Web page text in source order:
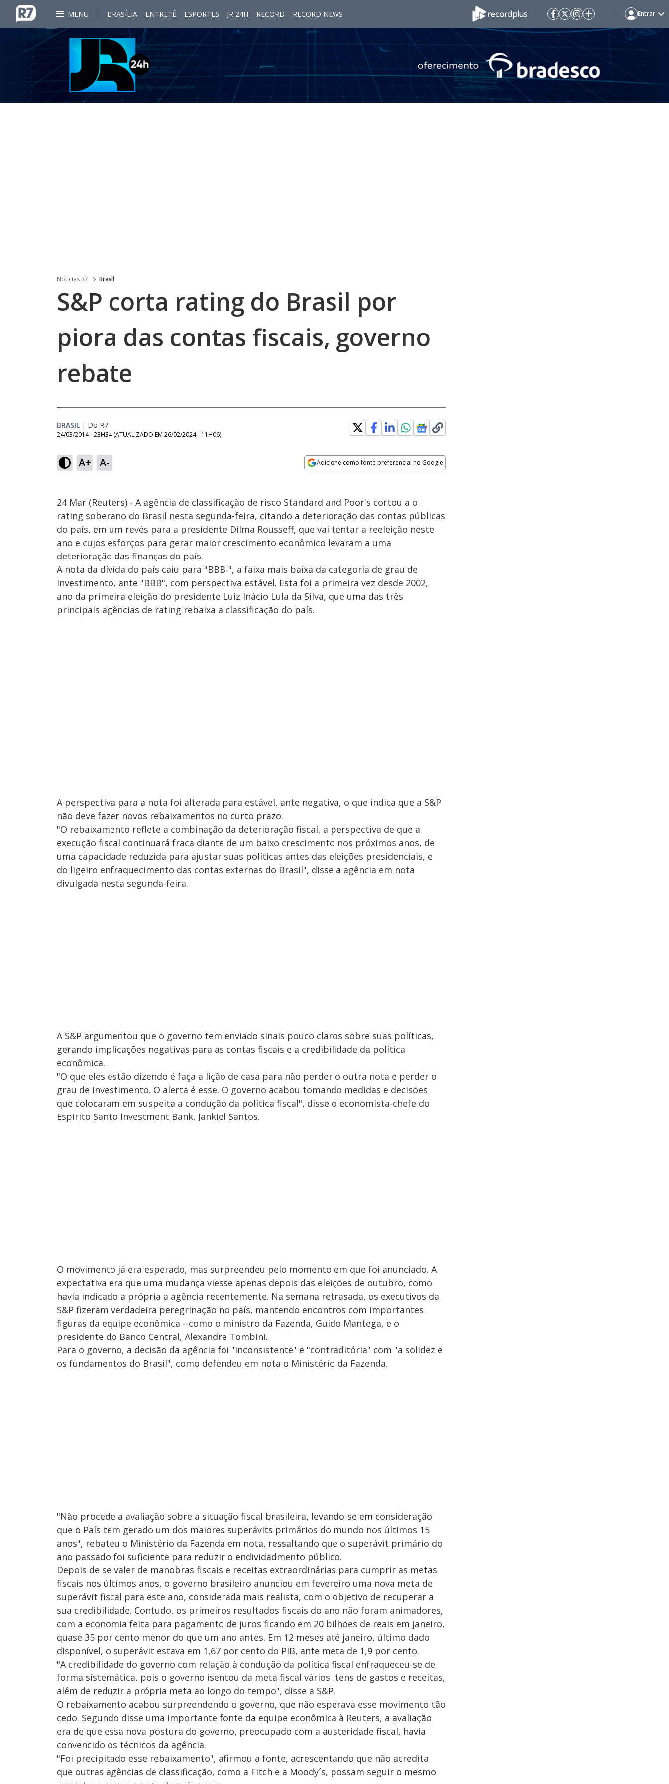
MENU BRASÍLIA ENTRETÊ ESPORTES JR 24H RECORD RECORD NEWS Entrar
Noticias R7 Brasil
S&P corta rating do Brasil por
piora das contas fiscais, governo
rebate
BRASIL | Do R7
24/03/2014 - 23H34 (ATUALIZADO EM 26/02/2024 - 11H06)
A+ A- Adicione como fonte preferencial no Google
24 Mar (Reuters) - A agência de classificação de risco Standard and Poor's cortou a o
rating soberano do Brasil nesta segunda-feira, citando a deterioração das contas públicas
do país, em um revés para a presidente Dilma Rousseff, que vai tentar a reeleição neste
ano e cujos esforços para gerar maior crescimento econômico levaram a uma
deterioração das finanças do país.
A nota da dívida do país caiu para "BBB-", a faixa mais baixa da categoria de grau de
investimento, ante "BBB", com perspectiva estável. Esta foi a primeira vez desde 2002,
ano da primeira eleição do presidente Luiz Inácio Lula da Silva, que uma das três
principais agências de rating rebaixa a classificação do país.
A perspectiva para a nota foi alterada para estável, ante negativa, o que indica que a S&P
não deve fazer novos rebaixamentos no curto prazo.
"O rebaixamento reflete a combinação da deterioração fiscal, a perspectiva de que a
execução fiscal continuará fraca diante de um baixo crescimento nos próximos anos, de
uma capacidade reduzida para ajustar suas políticas antes das eleições presidenciais, e
do ligeiro enfraquecimento das contas externas do Brasil", disse a agência em nota
divulgada nesta segunda-feira.
A S&P argumentou que o governo tem enviado sinais pouco claros sobre suas políticas,
gerando implicações negativas para as contas fiscais e a credibilidade da política
econômica.
"O que eles estão dizendo é faça a lição de casa para não perder o outra nota e perder o
grau de investimento. O alerta é esse. O governo acabou tomando medidas e decisões
que colocaram em suspeita a condução da política fiscal", disse o economista-chefe do
Espirito Santo Investment Bank, Jankiel Santos.
O movimento já era esperado, mas surpreendeu pelo momento em que foi anunciado. A
expectativa era que uma mudança viesse apenas depois das eleições de outubro, como
havia indicado a própria a agência recentemente. Na semana retrasada, os executivos da
S&P fizeram verdadeira peregrinação no país, mantendo encontros com importantes
figuras da equipe econômica --como o ministro da Fazenda, Guido Mantega, e o
presidente do Banco Central, Alexandre Tombini.
Para o governo, a decisão da agência foi "inconsistente" e "contraditória" com "a solidez e
os fundamentos do Brasil", como defendeu em nota o Ministério da Fazenda.
"Não procede a avaliação sobre a situação fiscal brasileira, levando-se em consideração
que o País tem gerado um dos maiores superávits primários do mundo nos últimos 15
anos", rebateu o Ministério da Fazenda em nota, ressaltando que o superávit primário do
ano passado foi suficiente para reduzir o endividadmento público.
Depois de se valer de manobras fiscais e receitas extraordinárias para cumprir as metas
fiscais nos últimos anos, o governo brasileiro anunciou em fevereiro uma nova meta de
superávit fiscal para este ano, considerada mais realista, com o objetivo de recuperar a
sua credibilidade. Contudo, os primeiros resultados fiscais do ano não foram animadores,
com a economia feita para pagamento de juros ficando em 20 bilhões de reais em janeiro,
quase 35 por cento menor do que um ano antes. Em 12 meses até janeiro, último dado
disponível, o superávit estava em 1,67 por cento do PIB, ante meta de 1,9 por cento.
"A credibilidade do governo com relação à condução da política fiscal enfraqueceu-se de
forma sistemática, pois o governo isentou da meta fiscal vários itens de gastos e receitas,
além de reduzir a própria meta ao longo do tempo", disse a S&P.
O rebaixamento acabou surpreendendo o governo, que não esperava esse movimento tão
cedo. Segundo disse uma importante fonte da equipe econômica à Reuters, a avaliação
era de que essa nova postura do governo, preocupado com a austeridade fiscal, havia
convencido os técnicos da agência.
"Foi precipitado esse rebaixamento", afirmou a fonte, acrescentando que não acredita
que outras agências de classificação, como a Fitch e a Moody´s, possam seguir o mesmo